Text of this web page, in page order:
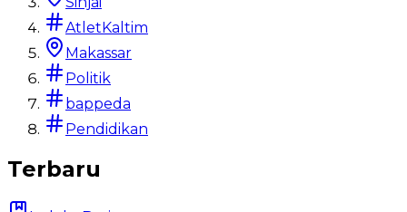
AtletKaltim
Makassar
Politik
bappeda
Pendidikan
Terbaru